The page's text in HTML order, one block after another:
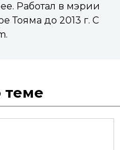
Работал в мэрии
Тояма до 2013 г. С
теме